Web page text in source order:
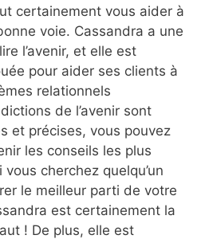
certainement vous aider à
voie. Cassandra a une
l’avenir, et elle est
pour aider ses clients à
relationnels
de l’avenir sont
et précises, vous pouvez
les conseils les plus
cherchez quelqu’un
le meilleur parti de votre
est certainement la
! De plus, elle est